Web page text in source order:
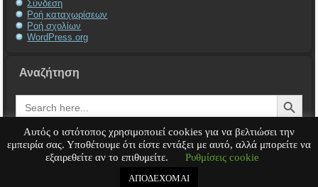
Σύνδεση
Ροή καταχωρίσεων
Ροή σχολίων
WordPress.org
Αναζήτηση
Search
for:
Search Button
Service Υπολογιστή Service Laptop Service Macbook Service Περιφερειακά
Αυτός ο ιστότοπος χρησιμοποιεί cookies για να βελτιώσει την
εμπειρία σας. Υποθέτουμε ότι είστε εντάξει με αυτό, αλλά μπορείτε να
εξαιρεθείτε αν το επιθυμείτε.
Ρυθμίσεις cookie
ΑΠΟΔΕΧΟΜΑΙ